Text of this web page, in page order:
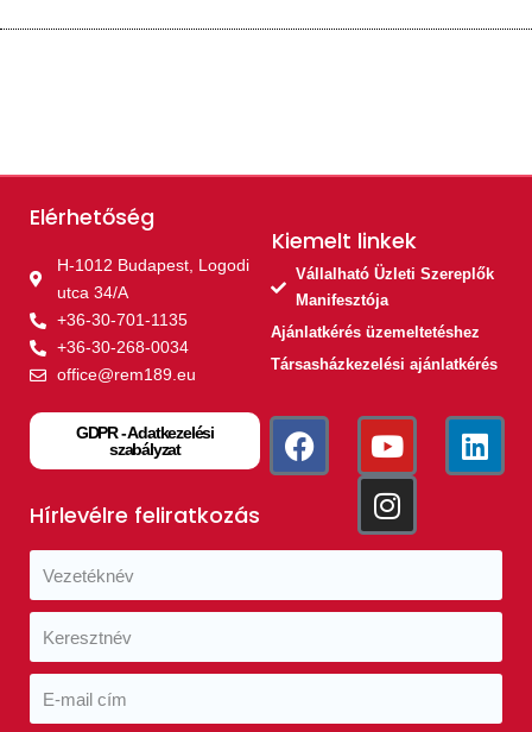
Elérhetőség
H-1012 Budapest, Logodi
utca 34/A
+36-30-701-1135
+36-30-268-0034
office@rem189.eu
GDPR - Adatkezelési
szabályzat
Kiemelt linkek​
Vállalható Üzleti Szereplők
Manifesztója
Ajánlatkérés üzemeltetéshez
Társasházkezelési ajánlatkérés
Hírlevélre feliratkozás